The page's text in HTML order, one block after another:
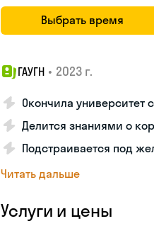
Выбрать время
ГАУГН • 2023 г.
Окончила
Делится знаниями о
Подстраивается под
Читать дальше
Услуги и цены